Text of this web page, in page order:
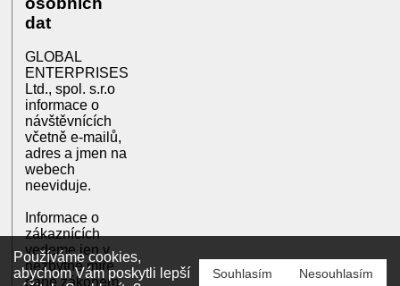
Používáme cookies,
abychom Vám poskytli lepší
Souhlasím Nesouhlasím
dat
GLOBAL
ENTERPRISES
Ltd., spol. s.r.o
informace o
návštěvnících
včetně e-mailů,
adres a jmen na
webech
neeviduje.
Informace o
zákaznících
vedeme jen v
nezbytné míře
dané zákonem